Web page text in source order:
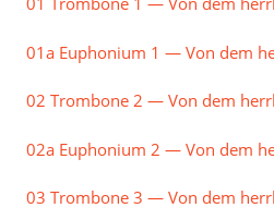
01a Euphonium 1 — Von dem
02 Trombone 2 — Von dem
02a Euphonium 2 — Von dem
03 Trombone 3 — Von dem